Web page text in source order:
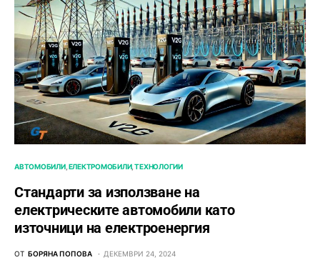
АВТОМОБИЛИ ЕЛЕКТРОМОБИЛИ ТЕХНОЛОГИИ
Стандарти за използване на
електрическите автомобили като
източници на електроенергия
ОТ БОРЯНА ПОПОВА ДЕКЕМВРИ 24, 2024